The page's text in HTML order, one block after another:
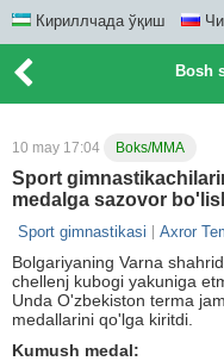
Кириллчада ўқиш
Bosh
10 may 17:04 Boks/MMA
Sport
medalga sazovor
Sport gimnastikasi Axror
Bolgariyaning Varna
chellenj kubogi yakuniga
Unda O'zbekiston terma
medallarini qo'lga kiritdi.
Kumush medal: